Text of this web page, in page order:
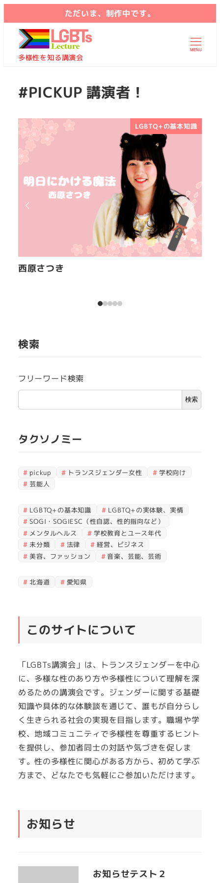
ただいま、制作中です。
多様性を知る講演会
MENU
#PICKUP 講演者！
LGBTQ+の基本知識
西原さつき
検索
フリーワード検索
検索
タクソノミー
pickup トランスジェンダー女性
学校向け
芸能人
LGBTQ+の基本知識
LGBTQ+の実体験、実情
SOGI・SOGIESC（性自認、性的指向など）
メンタルヘルス
学校教育とユース年代
未分類
法律
経営、ビジネス
美容、ファッション
音楽、芸能、芸術
北海道 愛知県
このサイトについて
「LGBTs講演会」は、トランスジェンダーを中心
に、多様な性のあり方や多様性について理解を深
めるための講演会です。ジェンダーに関する基礎
知識や具体的な体験談を通じて、誰もが自分らし
く生きられる社会の実現を目指します。職場や学
校、地域コミュニティで多様性を尊重するヒント
を提供し、参加者同士の対話や気づきを促しま
す。性の多様性に関心がある方から、初めて学ぶ
方まで、どなたでも気軽にご参加いただけます。
お知らせ
お知らせテスト２